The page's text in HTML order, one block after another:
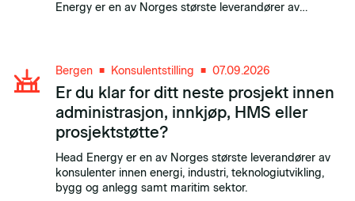
Energy er en av Norges største leverandører av
Bergen ■ Konsulentstilling ■ 07.09.2026
Er du klar for ditt neste prosjekt innen
administrasjon, innkjøp, HMS eller
prosjektstøtte?
Head Energy er en av Norges største leverandører av
konsulenter innen energi, industri, teknologiutvikling,
bygg og anlegg samt maritim sektor.